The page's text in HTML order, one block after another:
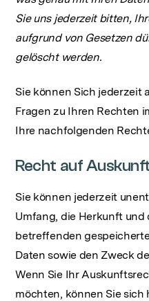
Sie uns jederzeit bitten,
aufgrund von Gesetzen
gelöscht werden.
Sie können Sich jederzeit
Fragen zu Ihren Rechten
Ihre nachfolgenden
Recht auf
Sie können jederzeit
Umfang, die Herkunft und
betreffenden
Daten sowie den Zweck
Wenn Sie Ihr
möchten, können Sie sich